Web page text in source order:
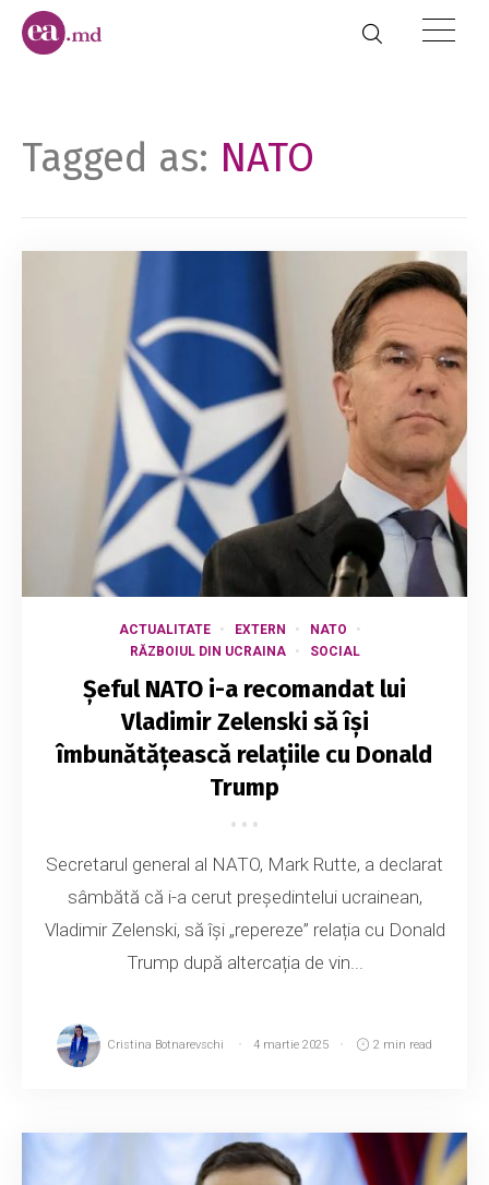
Tagged as: NATO
ACTUALITATE EXTERN
NATO
RĂZBOIUL DIN UCRAINA
SOCIAL
Șeful NATO i-a recomandat lui
Vladimir Zelenski să își
îmbunătățească relațiile cu Donald
Trump
Secretarul general al NATO, Mark Rutte, a declarat
sâmbătă că i-a cerut președintelui ucrainean,
Vladimir Zelenski, să își „repereze” relația cu Donald
Trump după altercația de vin...
Cristina Botnarevschi 4 martie 2025 2 min read